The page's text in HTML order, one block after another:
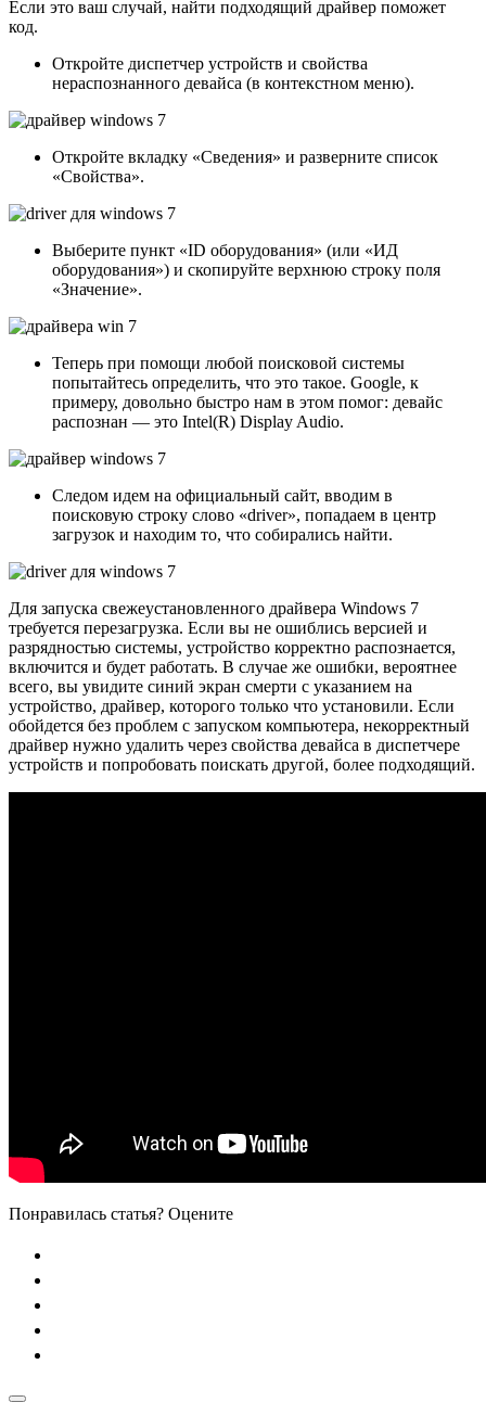
Если это ваш случай, найти подходящий драйвер поможет
код.
Откройте диспетчер устройств и свойства
нераспознанного девайса (в контекстном меню).
Откройте вкладку «Сведения» и разверните список
«Свойства».
Выберите пункт «ID оборудования» (или «ИД
оборудования») и скопируйте верхнюю строку поля
«Значение».
Теперь при помощи любой поисковой системы
попытайтесь определить, что это такое. Google, к
примеру, довольно быстро нам в этом помог: девайс
распознан — это Intel(R) Display Audio.
Следом идем на официальный сайт, вводим в
поисковую строку слово «driver», попадаем в центр
загрузок и находим то, что собирались найти.
Для запуска свежеустановленного драйвера Windows 7
требуется перезагрузка. Если вы не ошиблись версией и
разрядностью системы, устройство корректно распознается,
включится и будет работать. В случае же ошибки, вероятнее
всего, вы увидите синий экран смерти с указанием на
устройство, драйвер, которого только что установили. Если
обойдется без проблем с запуском компьютера, некорректный
драйвер нужно удалить через свойства девайса в диспетчере
устройств и попробовать поискать другой, более подходящий.
Понравилась статья? Оцените